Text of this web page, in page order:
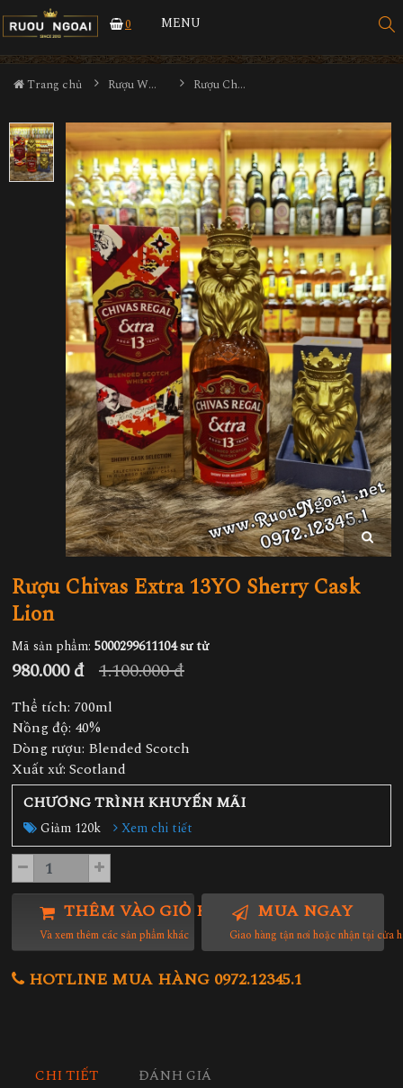
0 MENU
Trang chủ Rượu Whisky Rượu Chivas Extra 13YO Sherry Cask Lion
Rượu Chivas Extra 13YO Sherry Cask
Lion
Mã sản phẩm: 5000299611104 sư tử
980.000 đ 1.100.000 đ
Thể tích: 700ml
Nồng độ: 40%
Dòng rượu: Blended Scotch
Xuất xứ: Scotland
CHƯƠNG TRÌNH KHUYẾN MÃI
Giảm 120k Xem chi tiết
THÊM VÀO GIỎ HÀNG
Và xem thêm các sản phẩm khác
MUA NGAY
Giao hàng tận nơi hoặc nhận tại cửa
HOTLINE MUA HÀNG 0972.12345.1
CHI TIẾT ĐÁNH GIÁ